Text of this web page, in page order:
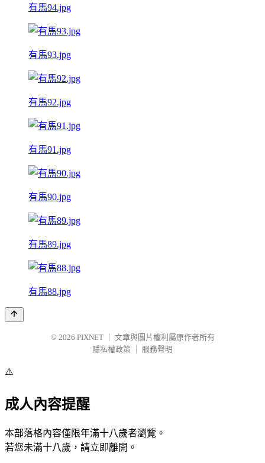
有馬94.jpg
有馬93.jpg
有馬92.jpg
有馬91.jpg
有馬90.jpg
有馬89.jpg
有馬88.jpg
© 2026 PIXNET
文章與圖片權利屬原作者所有
隱私權政策
服務聲明
⚠️
成人內容提醒
本部落格內容僅限年滿十八歲者瀏覽。
若您未滿十八歲，請立即離開。